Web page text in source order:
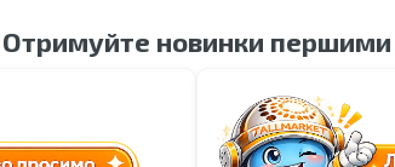
Отримуйте новинки першими